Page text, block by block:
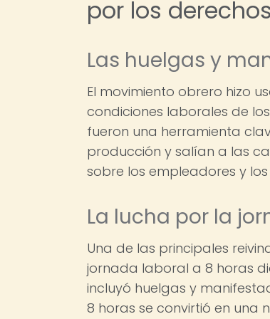
por los
Las huelgas y
El movimiento obrero hizo
condiciones laborales de
fueron una herramienta
producción y salían a las
sobre los empleadores y
La lucha por la
Una de las principales
jornada laboral a 8 horas
incluyó huelgas y
8 horas se convirtió en una